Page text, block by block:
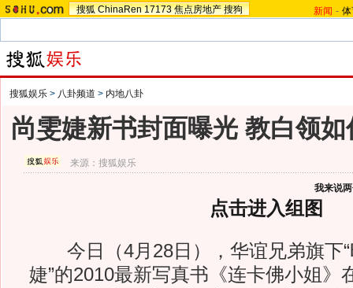
搜狐 ChinaRen 17173 焦点房地产 搜狗 新闻 -
搜狐娱乐 > 八卦频道 > 内地八卦
尚雯婕新书封面曝光 教白领
来源：搜狐娱乐
我来说
点击进入组图
今日（4月28日），华谊兄弟旗下“
婕”的2010最新写真书《连卡佛小姐》